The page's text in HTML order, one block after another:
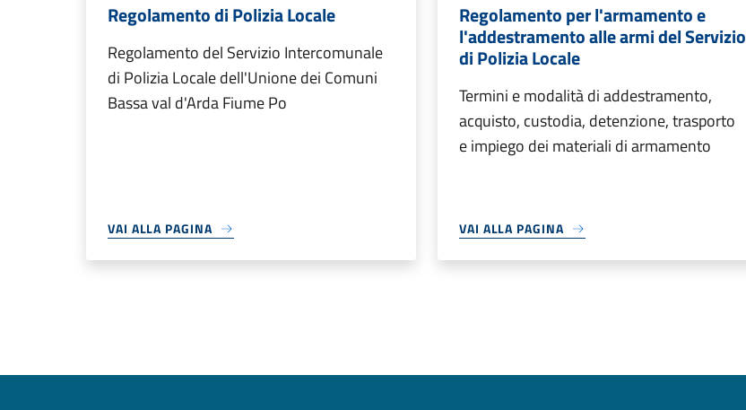
Regolamento di Polizia Locale
Regolamento del Servizio Intercomunale
di Polizia Locale dell'Unione dei Comuni
Bassa val d'Arda Fiume Po
VAI ALLA PAGINA
Regolamento per l'armamento e
l'addestramento alle armi del Servizio
di Polizia Locale
Termini e modalità di addestramento,
acquisto, custodia, detenzione, trasporto
e impiego dei materiali di armamento
VAI ALLA PAGINA